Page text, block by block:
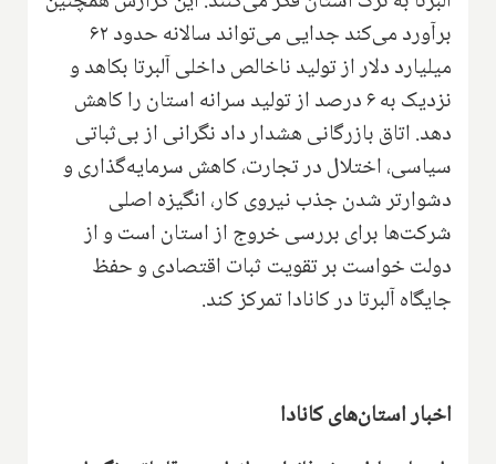
برآورد می‌کند جدایی می‌تواند سالانه حدود ۶۲
میلیارد دلار از تولید ناخالص داخلی آلبرتا بکاهد و
نزدیک به ۶ درصد از تولید سرانه استان را کاهش
دهد. اتاق بازرگانی هشدار داد نگرانی از بی‌ثباتی
سیاسی، اختلال در تجارت، کاهش سرمایه‌گذاری و
دشوارتر شدن جذب نیروی کار، انگیزه اصلی
شرکت‌ها برای بررسی خروج از استان است و از
دولت خواست بر تقویت ثبات اقتصادی و حفظ
جایگاه آلبرتا در کانادا تمرکز کند.
اخبار استان‌های کانادا